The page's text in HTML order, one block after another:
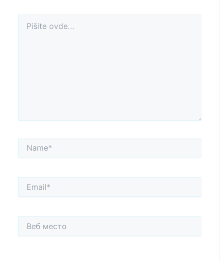
Name*
Email*
Веб
место